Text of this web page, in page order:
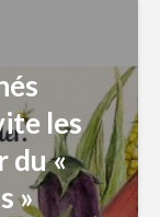
les
du «
»